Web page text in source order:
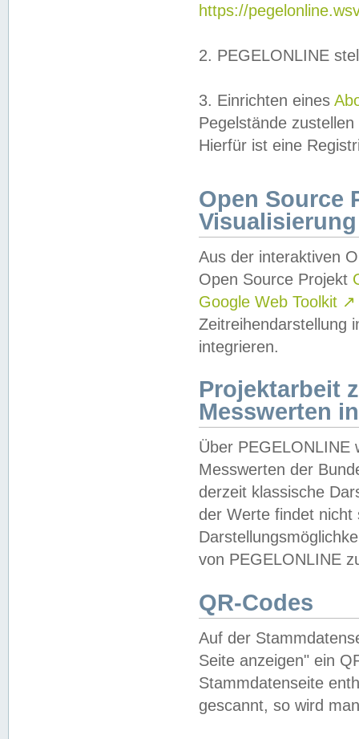
https://
2. PEGELONLINE
3. Einrichten eines
Pegelstände
Hierfür ist eine
Open Source
Visualisierung
Aus der interaktiven
Open Source Projekt
Google Web Toolkit ↗
Zeitreihendarstellung
integrieren.
Projektarbeit
Messwerten
Über PEGELONLINE
Messwerten der
derzeit klassische
der Werte findet
von PEGELONLINE
QR-Codes
Auf der
Seite anzeigen" ein
Stammdatenseite
gescannt, so wird